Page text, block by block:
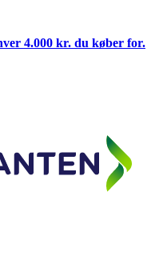
4.000 kr. du køber for.